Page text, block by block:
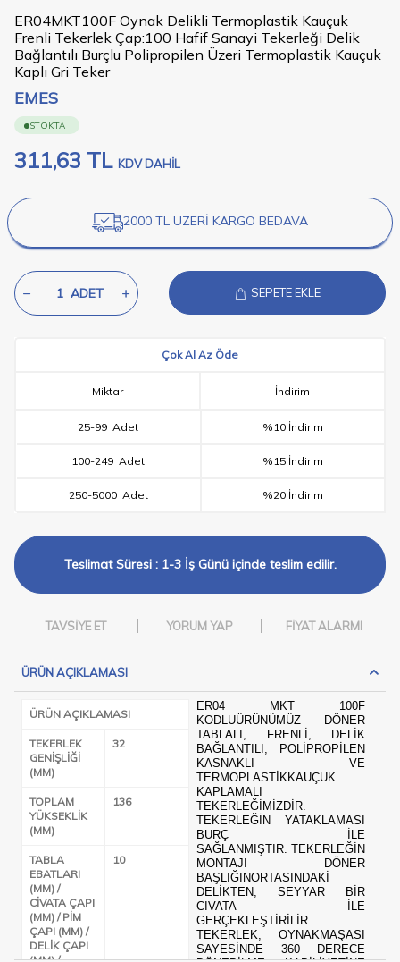
ER04MKT100F Oynak Delikli Termoplastik Kauçuk
Frenli Tekerlek Çap:100 Hafif Sanayi Tekerleği Delik
Bağlantılı Burçlu Polipropilen Üzeri Termoplastik Kauçuk
Kaplı Gri Teker
EMES
STOKTA
311,63 TL KDV DAHİL
2000 TL ÜZERİ KARGO BEDAVA
ADET SEPETE EKLE
Çok Al Az Öde
Miktar İndirim
25-99 Adet %10 İndirim
100-249 Adet %15 İndirim
250-5000Adet %20 İndirim
Teslimat Süresi : 1-3 İş Günü içinde teslim edilir.
FIYAT ALARMI
YORUM YAP
TAVSIYE ET
ÜRÜN AÇIKLAMASI
ÜRÜN AÇIKLAMASI
TEKERLEK
GENIŞLIĞI
(MM)
32
TOPLAM
YÜKSEKLIK
(MM)
136
TABLA
EBATLARI
(MM) /
CIVATA ÇAPI
(MM) / PIM
ÇAPI (MM) /
DELIK ÇAPI
10
ER04 MKT 100F
KODLUÜRÜNÜMÜZ DÖNER
TABLALI, FRENLI, DELIK
BAĞLANTILI, POLIPROPILEN
KASNAKLI VE
TERMOPLASTIKKAUÇUK
KAPLAMALI
TEKERLEĞIMIZDIR.
TEKERLEĞIN YATAKLAMASI
BURÇ ILE
SAĞLANMIŞTIR. TEKERLEĞIN
MONTAJI DÖNER
BAŞLIĞINORTASINDAKI
DELIKTEN, SEYYAR BIR
CIVATA ILE
GERÇEKLEŞTIRILIR.
TEKERLEK, OYNAKMAŞASI
SAYESINDE 360 DERECE